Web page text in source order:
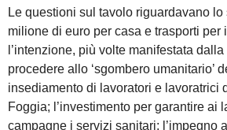
Le questioni sul tavolo riguardavano
milione di euro per casa e trasporti per
l’intenzione, più volte manifestata
procedere allo ‘sgombero umanitario’
insediamento di lavoratori e lavoratrici
Foggia; l’investimento per garantire ai
campagne i servizi sanitari; l’impegno